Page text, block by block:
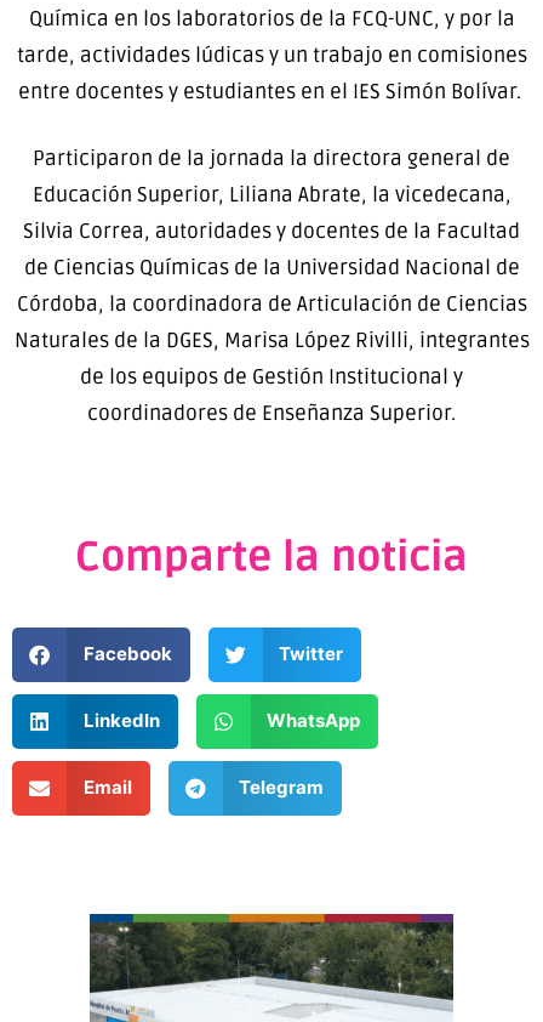
Química en los laboratorios de la FCQ-UNC, y por la
tarde, actividades lúdicas y un trabajo en comisiones
entre docentes y estudiantes en el IES Simón Bolívar.
Participaron de la jornada la directora general de
Educación Superior, Liliana Abrate, la vicedecana,
Silvia Correa, autoridades y docentes de la Facultad
de Ciencias Químicas de la Universidad Nacional de
Córdoba, la coordinadora de Articulación de Ciencias
Naturales de la DGES, Marisa López Rivilli, integrantes
de los equipos de Gestión Institucional y
coordinadores de Enseñanza Superior.
Comparte la noticia
Facebook Twitter
LinkedIn WhatsApp
Email Telegram